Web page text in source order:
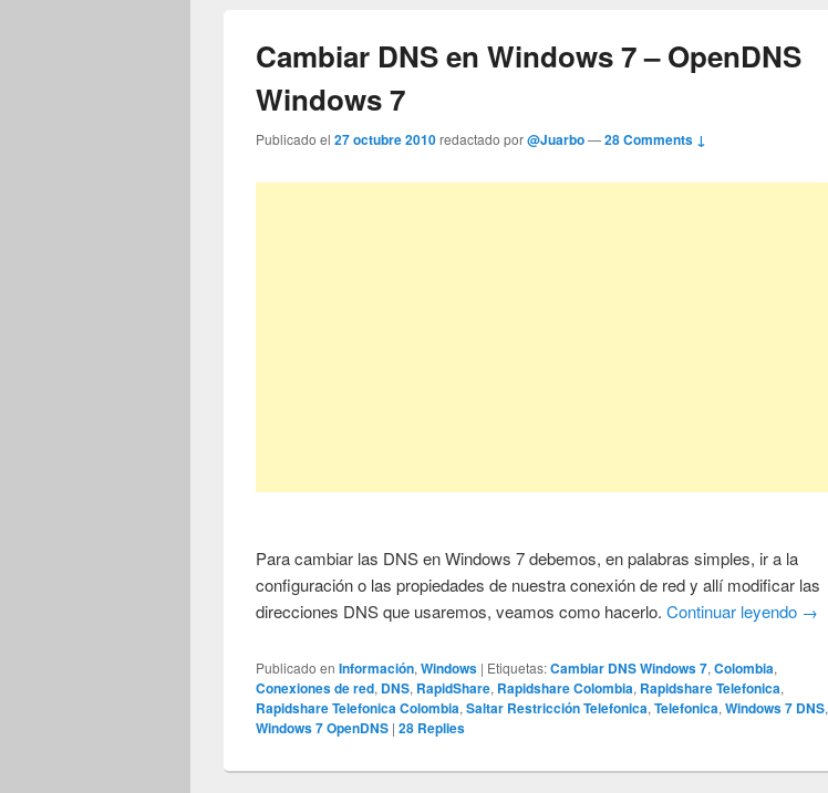
Cambiar DNS en Windows 7 – OpenDNS
Windows 7
Publicado el27 octubre 2010redactado por@Juarbo—28 Comments ↓
Para cambiar las DNS en Windows 7 debemos, en palabras simples, ir a la
configuración o las propiedades de nuestra conexión de red y allí modificar las
direcciones DNS que usaremos, veamos como hacerlo.Continuar leyendo →
Publicado en Información,Windows | Etiquetas:Cambiar DNS Windows 7,Colombia,
Conexiones de red, DNS, RapidShare, Rapidshare Colombia, Rapidshare Telefonica,
Rapidshare Telefonica Colombia,Saltar Restricción Telefonica,Telefonica,Windows 7 DNS,
Windows 7 OpenDNS |28 Replies